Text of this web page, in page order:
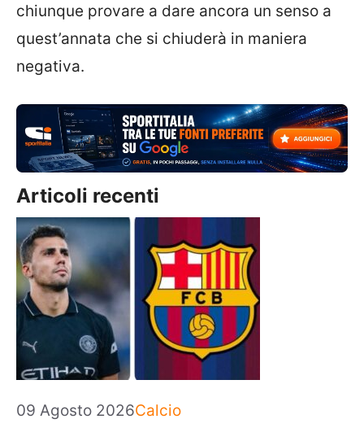
chiunque provare a dare ancora un senso a
quest’annata che si chiuderà in maniera
negativa.
Articoli recenti
09 Agosto 2026Categorie
Calcio